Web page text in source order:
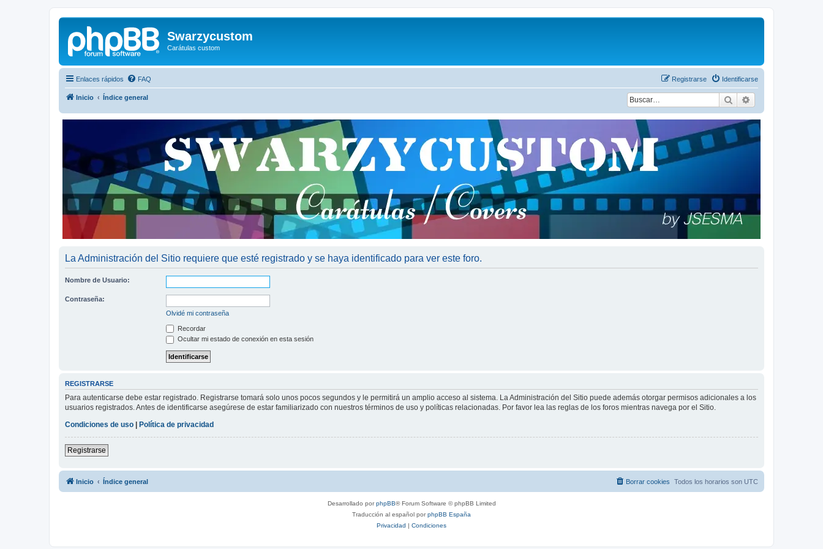
Swarzycustom
Carátulas custom
Enlaces rápidos FAQ Identificarse
Registrarse
Inicio Índice general Buscar
La Administración del Sitio requiere que esté registrado y se haya identificado para ver este foro.
Nombre de Usuario:
Contraseña:
Olvidé mi contraseña
Recordar
Ocultar mi estado de conexión en esta sesión
REGISTRARSE
Para autenticarse debe estar registrado. Registrarse tomará solo unos pocos segundos y le permitirá un amplio acceso al sistema. La Administración del Sitio puede además otorgar permisos adicionales a los
usuarios registrados. Antes de identificarse asegúrese de estar familiarizado con nuestros términos de uso y políticas relacionadas. Por favor lea las reglas de los foros mientras navega por el Sitio.
Condiciones de uso
Política de privacidad
Registrarse
Inicio Índice general Todos los horarios son UTC
Borrar cookies
Desarrollado porphpBB® Forum Software © phpBB Limited
Traducción al español porphpBB España
Privacidad | Condiciones